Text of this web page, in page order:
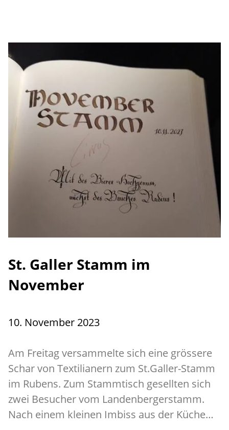
St. Galler Stamm im
November
10. November 2023
Am Freitag versammelte sich eine grössere
Schar von Textilianern zum St.Galler-Stamm
im Rubens. Zum Stammtisch gesellten sich
zwei Besucher vom Landenbergerstamm.
Nach einem kleinen Imbiss aus der Küche…